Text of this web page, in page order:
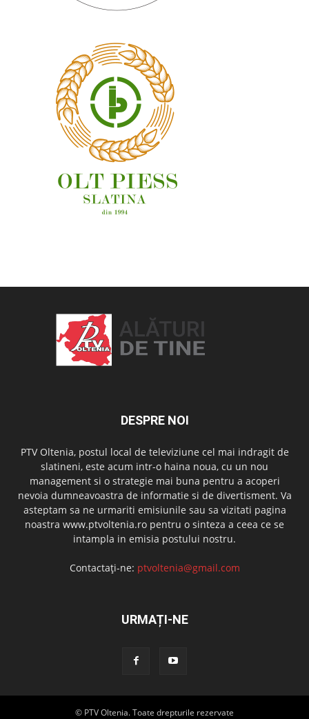
DESPRE NOI
PTV Oltenia, postul local de televiziune cel mai indragit de
slatineni, este acum intr-o haina noua, cu un nou
management si o strategie mai buna pentru a acoperi
nevoia dumneavoastra de informatie si de divertisment. Va
asteptam sa ne urmariti emisiunile sau sa vizitati pagina
noastra www.ptvoltenia.ro pentru o sinteza a ceea ce se
intampla in emisia postului nostru.
Contactați-ne: ptvoltenia@gmail.com
URMAȚI-NE
© PTV Oltenia. Toate drepturile rezervate